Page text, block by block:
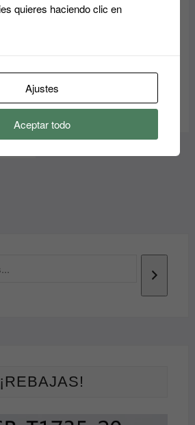
🌟 El
PATRICQUEEN(1)
¡REBAJAS!
quieres haciendo clic en
Ajustes
Aceptar todo